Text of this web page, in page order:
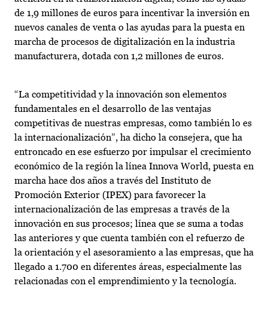
de 1,9 millones de euros para incentivar la inversión en
nuevos canales de venta o las ayudas para la puesta en
marcha de procesos de digitalización en la industria
manufacturera, dotada con 1,2 millones de euros.
“La competitividad y la innovación son elementos
fundamentales en el desarrollo de las ventajas
competitivas de nuestras empresas, como también lo es
la internacionalización”, ha dicho la consejera, que ha
entroncado en ese esfuerzo por impulsar el crecimiento
económico de la región la línea Innova World, puesta en
marcha hace dos años a través del Instituto de
Promoción Exterior (IPEX) para favorecer la
internacionalización de las empresas a través de la
innovación en sus procesos; línea que se suma a todas
las anteriores y que cuenta también con el refuerzo de
la orientación y el asesoramiento a las empresas, que ha
llegado a 1.700 en diferentes áreas, especialmente las
relacionadas con el emprendimiento y la tecnología.